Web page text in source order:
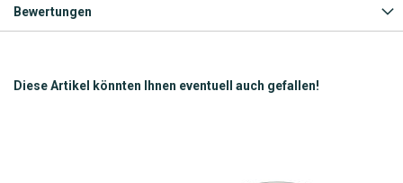
Bewertungen
Diese Artikel könnten Ihnen eventuell auch gefallen!